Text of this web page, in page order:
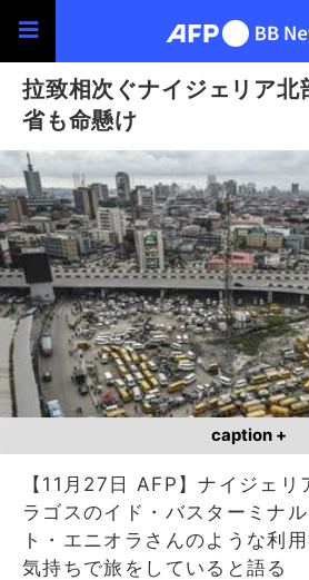
拉致相次ぐナイジェリア北
省も命懸け
caption +
【11月27日 AFP】ナイジェ
ラゴスのイド・バスターミナ
ト・エニオラさんのような利
気持ちで旅をしていると語る